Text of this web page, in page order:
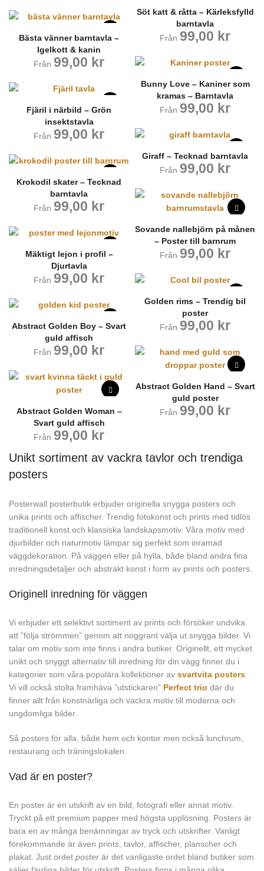
Söt katt & råtta – Kärleksfylld
barntavla
Från 99,00 kr
Bästa vänner barntavla –
Igelkott & kanin
Från 99,00 kr
Bunny Love – Kaniner som
kramas – Barntavla
Från 99,00 kr
Fjäril i närbild – Grön
insektstavla
Från 99,00 kr
Giraff – Tecknad barntavla
Från 99,00 kr
Krokodil skater – Tecknad
barntavla
Från 99,00 kr
Sovande nallebjörn på månen
– Poster till barnrum
Från 99,00 kr
Mäktigt lejon i profil –
Djurtavla
Från 99,00 kr
Golden rims – Trendig bil
poster
Från 99,00 kr
Abstract Golden Boy – Svart
guld affisch
Från 99,00 kr
Abstract Golden Hand – Svart
guld poster
Från 99,00 kr
Abstract Golden Woman –
Svart guld affisch
Från 99,00 kr
Unikt sortiment av vackra tavlor och trendiga
posters
Posterwall posterbutik erbjuder originella snygga posters och
unika prints och affischer. Trendig fotokonst och prints med tidlös
traditionell konst och klassiska landskapsmotiv. Våra motiv med
djurbilder och naturmotiv lämpar sig perfekt som inramad
väggdekoration. På väggen eller på hylla, både bland andra fina
inredningsdetaljer och abstrakt konst i form av prints och posters.
Originell inredning för väggen
Vi erbjuder ett selektivt sortiment av prints och försöker undvika
att ”följa strömmen” genom att noggrant välja ut snygga bilder. Vi
talar om motiv som inte finns i andra butiker. Originellt, ett mycket
unikt och snyggt alternativ till inredning för din vägg finner du i
kategorier som våra populära kollektioner av svartvita posters
Vi vill också stolta framhäva ”utstickaren” Perfect trio där du
finner allt från konstnärliga och vackra motiv till moderna och
ungdomliga bilder.
Så posters för alla, både hem och kontor men också lunchrum,
restaurang och träningslokalen.
Vad är en poster?
En poster är en utskrift av en bild, fotografi eller annat motiv.
Tryckt på ett premium papper med högsta upplösning. Posters är
bara en av många benämningar av tryck och utskrifter. Vanligt
förekommande är även prints, tavlor, affischer, planscher och
plakat. Just ordet poster är det vanligaste ordet bland butiker som